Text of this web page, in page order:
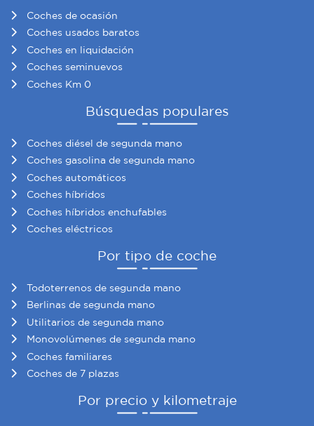
Coches de ocasión
Coches usados baratos
Coches en liquidación
Coches seminuevos
Coches Km 0
Búsquedas populares
Coches diésel de segunda mano
Coches gasolina de segunda mano
Coches automáticos
Coches híbridos
Coches híbridos enchufables
Coches eléctricos
Por tipo de coche
Todoterrenos de segunda mano
Berlinas de segunda mano
Utilitarios de segunda mano
Monovolúmenes de segunda mano
Coches familiares
Coches de 7 plazas
Por precio y kilometraje